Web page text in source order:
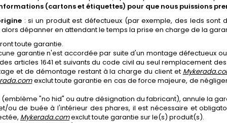
(cartons et étiquettes) pour que nous puissions
: si un produit est défectueux (par exemple, des leds sont
dépanner en attendant le temps la prise en charge de la
toute garantie.
garantie n'est accordée par suite d'un montage défectueux
articles 1641 et suivants du code civil au seul remplacement
et de démontage restant à la charge du client et
exclut toute garantie en cas de force majeure, de
"no hid" ou autre désignation du fabricant), annule la
ou de buée à l'intérieur des phares, il est nécessaire et
Mykerada.comexclut toute garantie sur le(s) produit(s).